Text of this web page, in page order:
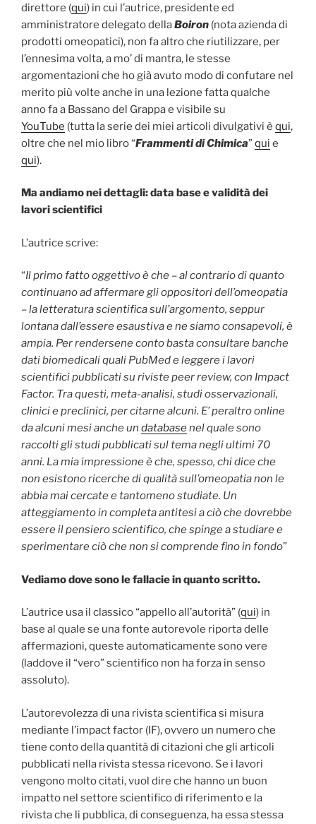
direttore (qui) in cui l’autrice, presidente ed
amministratore delegato dellaBoiron (nota azienda di
prodotti omeopatici), non fa altro che riutilizzare, per
l’ennesima volta, a mo’ di mantra, le stesse
argomentazioni che ho già avuto modo di confutare nel
merito più volte anche in una lezione fatta qualche
anno fa a Bassano del Grappa e visibile su
YouTube (tutta la serie dei miei articoli divulgativi è qui,
oltre che nel mio libro “Frammenti di Chimica”qui e
qui).
Ma andiamo nei dettagli: data base e validità dei
lavori scientifici
L’autrice scrive:
“Il primo fatto oggettivo è che – al contrario di quanto
continuano ad affermare gli oppositori dell’omeopatia
– laletteratura scientificasull’argomento, seppur
lontana dall’essere esaustiva e ne siamo consapevoli, è
ampia. Per rendersene conto basta consultare banche
dati biomedicali quali PubMed e leggere i lavori
scientifici pubblicati su riviste peer review, con Impact
Factor. Tra questi, meta-analisi, studi osservazionali,
clinici e preclinici, per citarne alcuni. E’ peraltro online
da alcuni mesi anche un databasenel quale sono
raccolti gli studi pubblicati sul tema negli ultimi 70
anni. La mia impressione è che, spesso, chi dice che
non esistono ricerche di qualità sull’omeopatia non le
abbia mai cercate e tantomeno studiate. Un
atteggiamento in completa antitesi a ciò che dovrebbe
essere il pensiero scientifico, che spinge a studiare e
sperimentare ciò che non si comprende fino in fondo”
Vediamo dove sono le fallacie in quanto scritto.
L’autrice usa il classico “appello all’autorità” (qui) in
base al quale se una fonte autorevole riporta delle
affermazioni, queste automaticamente sono vere
(laddove il “vero” scientifico non ha forza in senso
assoluto).
L’autorevolezza di una rivista scientifica si misura
mediante l’impact factor (IF), ovvero un numero che
tiene conto della quantità di citazioni che gli articoli
pubblicati nella rivista stessa ricevono. Se i lavori
vengono molto citati, vuol dire che hanno un buon
impatto nel settore scientifico di riferimento e la
rivista che li pubblica, di conseguenza, ha essa stessa